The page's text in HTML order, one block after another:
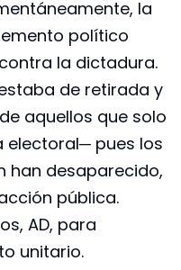
la
político
la dictadura.
de retirada y
aquellos que solo
electoral─ pues los
han desaparecido,
pública.
AD, para
unitario.